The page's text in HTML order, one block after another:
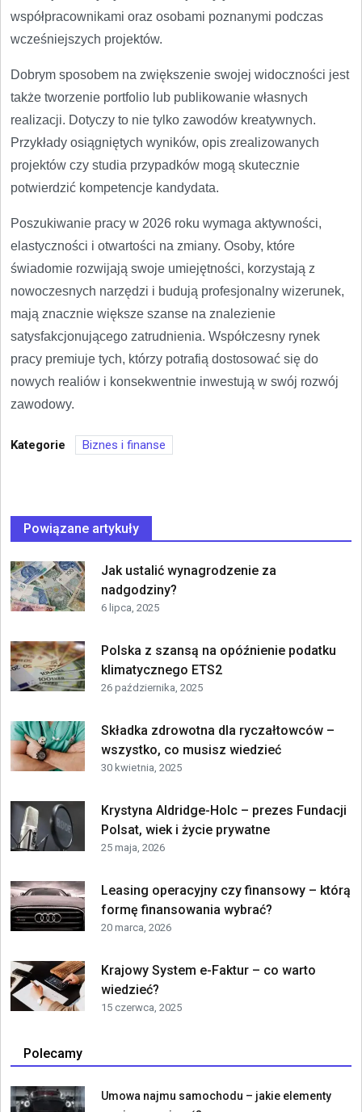
współpracownikami oraz osobami poznanymi podczas
wcześniejszych projektów.
Dobrym sposobem na zwiększenie swojej widoczności jest
także tworzenie portfolio lub publikowanie własnych
realizacji. Dotyczy to nie tylko zawodów kreatywnych.
Przykłady osiągniętych wyników, opis zrealizowanych
projektów czy studia przypadków mogą skutecznie
potwierdzić kompetencje kandydata.
Poszukiwanie pracy w 2026 roku wymaga aktywności,
elastyczności i otwartości na zmiany. Osoby, które
świadomie rozwijają swoje umiejętności, korzystają z
nowoczesnych narzędzi i budują profesjonalny wizerunek,
mają znacznie większe szanse na znalezienie
satysfakcjonującego zatrudnienia. Współczesny rynek
pracy premiuje tych, którzy potrafią dostosować się do
nowych realiów i konsekwentnie inwestują w swój rozwój
zawodowy.
Kategorie Biznes i finanse
Powiązane artykuły
Jak ustalić wynagrodzenie za
nadgodziny?
6 lipca, 2025
Polska z szansą na opóźnienie podatku
klimatycznego ETS2
26 października, 2025
Składka zdrowotna dla ryczałtowców –
wszystko, co musisz wiedzieć
30 kwietnia, 2025
Krystyna Aldridge-Holc – prezes Fundacji
Polsat, wiek i życie prywatne
25 maja, 2026
Leasing operacyjny czy finansowy – którą
formę finansowania wybrać?
20 marca, 2026
Krajowy System e-Faktur – co warto
wiedzieć?
15 czerwca, 2025
Polecamy
Umowa najmu samochodu – jakie elementy